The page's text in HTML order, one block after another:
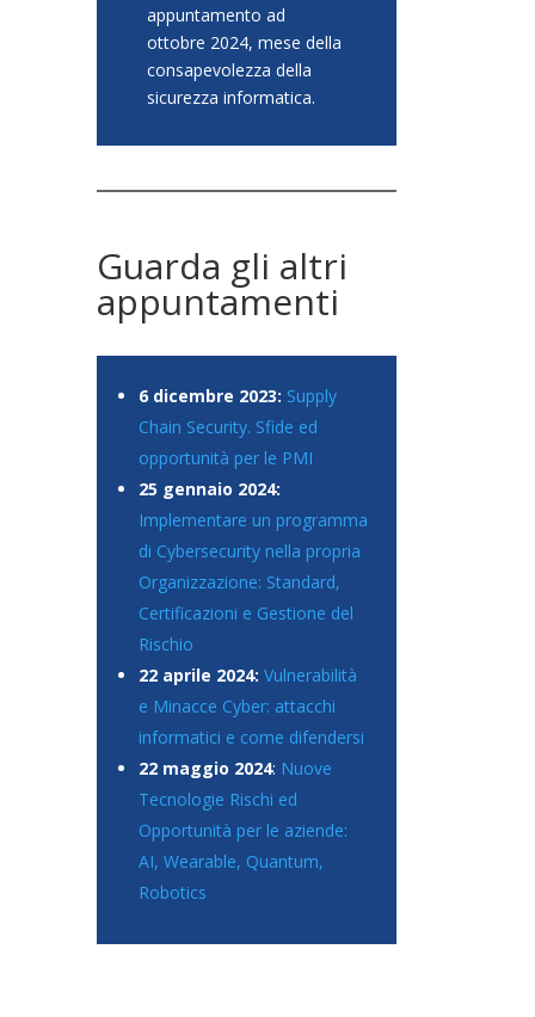
appuntamento ad
ottobre 2024, mese della
consapevolezza della
sicurezza informatica.
Guarda gli altri
appuntamenti
6 dicembre 2023: Supply
Chain Security. Sfide ed
opportunità per le PMI
25 gennaio 2024:
Implementare un programma
di Cybersecurity nella propria
Organizzazione: Standard,
Certificazioni e Gestione del
Rischio
22 aprile 2024: Vulnerabilità
e Minacce Cyber: attacchi
informatici e come difendersi
22 maggio 2024: Nuove
Tecnologie Rischi ed
Opportunità per le aziende:
AI, Wearable, Quantum,
Robotics